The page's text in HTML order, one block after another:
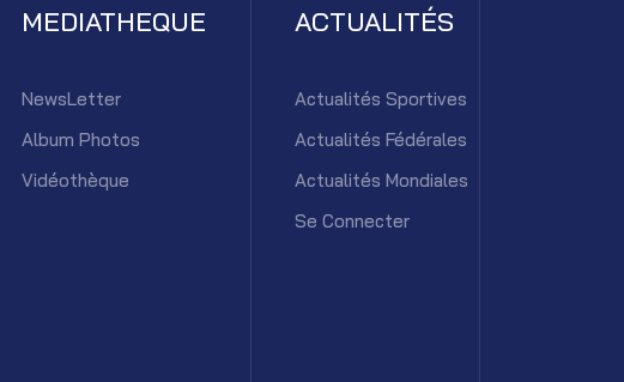
MEDIATHEQUE
NewsLetter
Album Photos
Vidéothèque
ACTUALITÉS
Actualités Sportives
Actualités Fédérales
Actualités Mondiales
Se Connecter